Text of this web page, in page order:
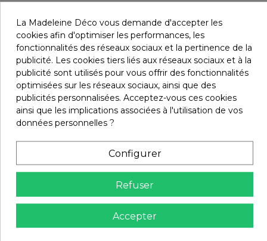
Rideau passe tringle CALIFORNIA
133,95 €
La Madeleine Déco vous demande d'accepter les
cookies afin d'optimiser les performances, les
fonctionnalités des réseaux sociaux et la pertinence de la
publicité. Les cookies tiers liés aux réseaux sociaux et à la
publicité sont utilisés pour vous offrir des fonctionnalités
optimisées sur les réseaux sociaux, ainsi que des
publicités personnalisées. Acceptez-vous ces cookies
ainsi que les implications associées à l'utilisation de vos
données personnelles ?
Configurer
Refuser
Accepter